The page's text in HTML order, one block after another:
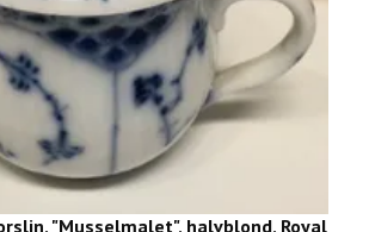
"Musselmalet", halvblond, Royal